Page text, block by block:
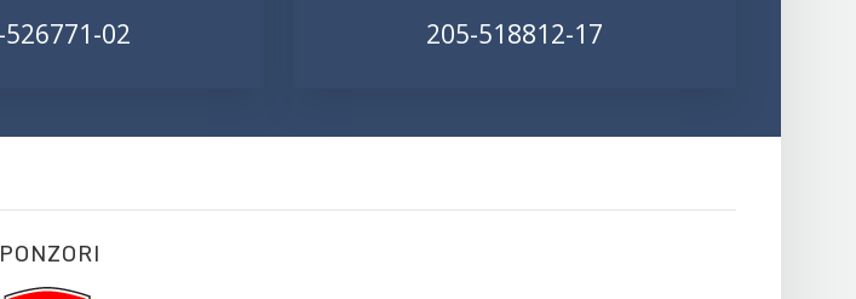
02 205-518812-17